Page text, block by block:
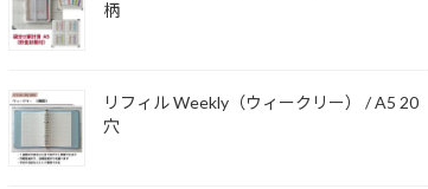
柄
リフィル Weekly（ウィークリー） / A5 20
穴